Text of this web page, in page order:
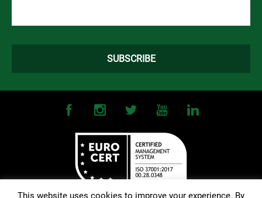
This website uses cookies to improve your experience. By